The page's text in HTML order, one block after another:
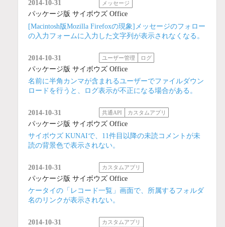
2014-10-31 メッセージ
パッケージ版 サイボウズ Office
[Macintosh版Mozilla Firefoxの現象]メッセージのフォロー
の入力フォームに入力した文字列が表示されなくなる。
2014-10-31 ユーザー管理 ログ
パッケージ版 サイボウズ Office
名前に半角カンマが含まれるユーザーでファイルダウン
ロードを行うと、ログ表示が不正になる場合がある。
2014-10-31 共通API カスタムアプリ
パッケージ版 サイボウズ Office
サイボウズ KUNAIで、11件目以降の未読コメントが未
読の背景色で表示されない。
2014-10-31 カスタムアプリ
パッケージ版 サイボウズ Office
ケータイの「レコード一覧」画面で、所属するフォルダ
名のリンクが表示されない。
2014-10-31 カスタムアプリ